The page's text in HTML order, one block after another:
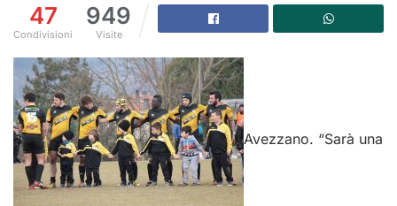
47
Condivisioni
949
Visite
Avezzano. “Sarà una